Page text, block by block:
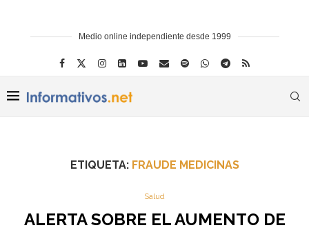
Medio online independiente desde 1999
ETIQUETA: FRAUDE MEDICINAS
Salud
ALERTA SOBRE EL AUMENTO DE